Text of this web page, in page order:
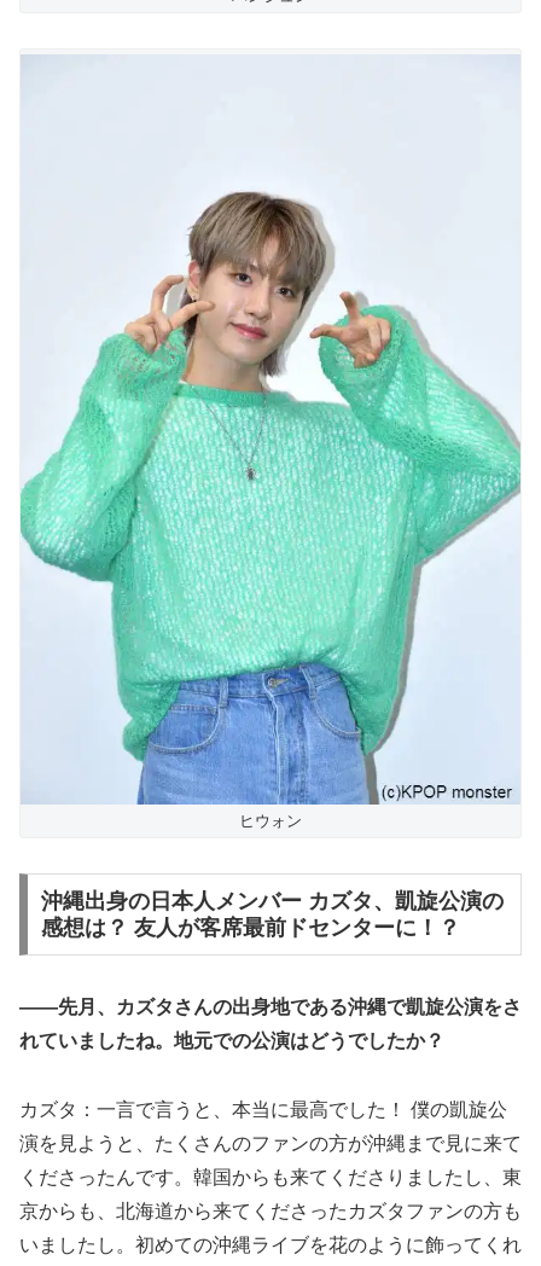
ヒウォン
沖縄出身の日本人メンバー カズタ、凱旋公演の
感想は？ 友人が客席最前ドセンターに！？
――先月、カズタさんの出身地である沖縄で凱旋公演をさ
れていましたね。地元での公演はどうでしたか？
カズタ：一言で言うと、本当に最高でした！ 僕の凱旋公
演を見ようと、たくさんのファンの方が沖縄まで見に来て
くださったんです。韓国からも来てくださりましたし、東
京からも、北海道から来てくださったカズタファンの方も
いましたし。初めての沖縄ライブを花のように飾ってくれ